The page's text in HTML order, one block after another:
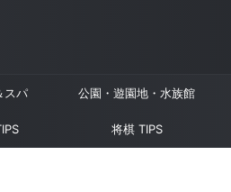
スパ 公園・遊園地・水族館
将棋 TIPS